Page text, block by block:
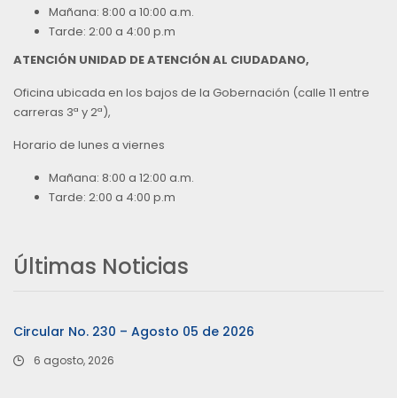
Mañana: 8:00 a 10:00 a.m.
Tarde: 2:00 a 4:00 p.m
ATENCIÓN UNIDAD DE ATENCIÓN AL CIUDADANO,
Oficina ubicada en los bajos de la Gobernación (calle 11 entre
carreras 3ª y 2ª),
Horario de lunes a viernes
Mañana: 8:00 a 12:00 a.m.
Tarde: 2:00 a 4:00 p.m
Últimas Noticias
Circular No. 230 – Agosto 05 de 2026
6 agosto, 2026